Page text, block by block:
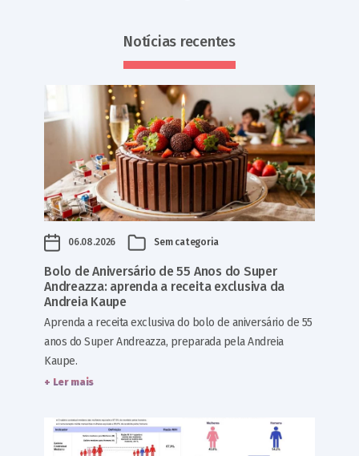
Notícias recentes
06.08.2026 Sem categoria
Bolo de Aniversário de 55 Anos do Super
Andreazza: aprenda a receita exclusiva da
Andreia Kaupe
Aprenda a receita exclusiva do bolo de aniversário de 55
anos do Super Andreazza, preparada pela Andreia
Kaupe.
+ Ler mais